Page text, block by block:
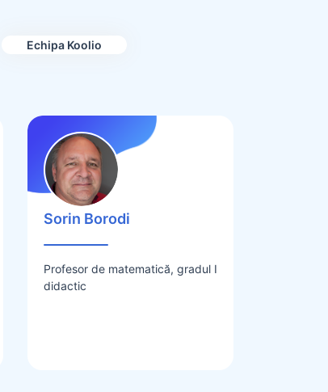
Echipa Koolio
Sorin Borodi
Profesor de matematică, gradul I
didactic